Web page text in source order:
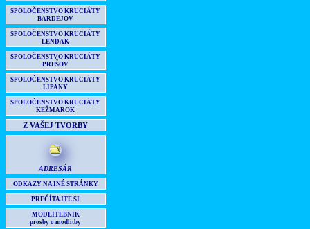
SPOLOČENSTVO KRUCIÁTY
BARDEJOV
SPOLOČENSTVO KRUCIÁTY
LENDAK
SPOLOČENSTVO KRUCIÁTY
PREŠOV
SPOLOČENSTVO KRUCIÁTY
LIPANY
SPOLOČENSTVO KRUCIÁTY
KEŽMAROK
Z VAŠEJ TVORBY
ADRESÁR
ODKAZY NA INÉ STRÁNKY
PREČÍTAJTE SI
MODLITEBNÍK
prosby o modlitby